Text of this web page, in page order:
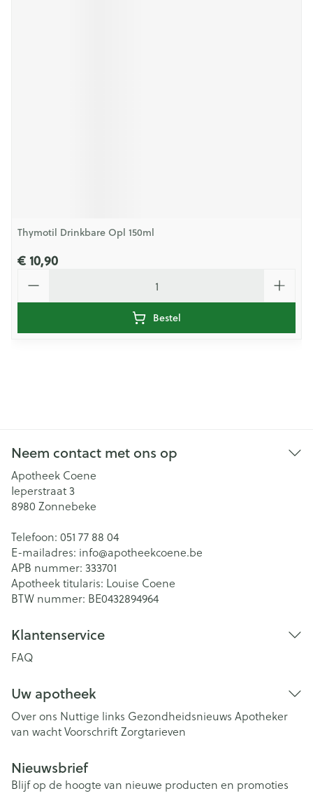
Thymotil Drinkbare Opl 150ml
€ 10,90
Bestel
Neem contact met ons op
Apotheek Coene
Ieperstraat 3
8980 Zonnebeke
Telefoon: 051 77 88 04
E-mailadres: info@apotheekcoene.be
APB nummer: 333701
Apotheek titularis: Louise Coene
BTW nummer: BE0432894964
Klantenservice
FAQ
Uw apotheek
Over ons Nuttige links Gezondheidsnieuws Apotheker
van wachtVoorschriftZorgtarieven
Nieuwsbrief
Blijf op de hoogte van nieuwe producten en promoties